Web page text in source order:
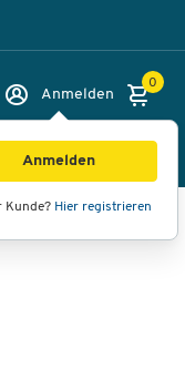
Anmelden
Anmelden
Kunde? Hier registrieren
0